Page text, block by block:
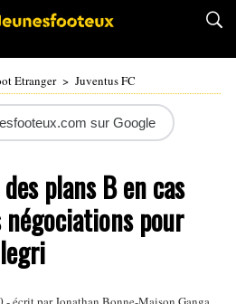
Etranger > Juventus FC
sur Google
plans B en cas
négociations pour